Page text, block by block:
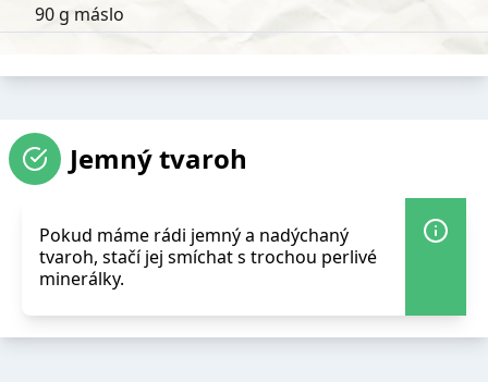
90 g máslo
Jemný tvaroh
Pokud máme rádi jemný a nadýchaný
tvaroh, stačí jej smíchat s trochou perlivé
minerálky.